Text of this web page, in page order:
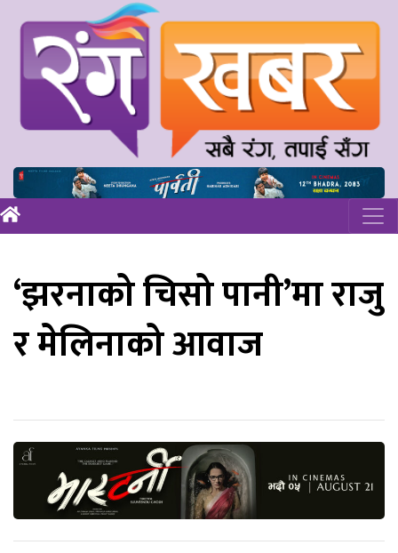
‘झरनाको चिसो पानी’मा राजु
र मेलिनाको आवाज